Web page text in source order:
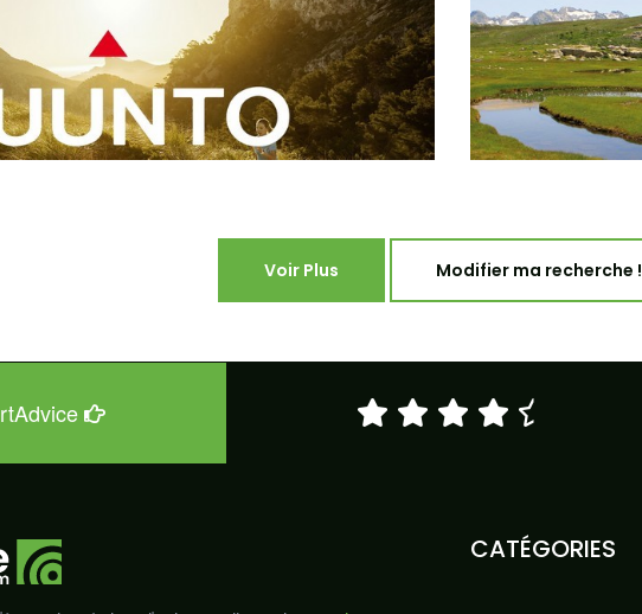
Voir Plus Modifier ma recherche !
CATÉGORIES